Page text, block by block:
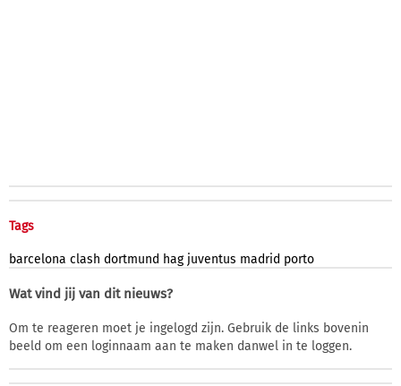
Tags
barcelona clash dortmund hag juventus madrid porto
Wat vind jij van dit nieuws?
Om te reageren moet je ingelogd zijn. Gebruik de links bovenin
beeld om een loginnaam aan te maken danwel in te loggen.